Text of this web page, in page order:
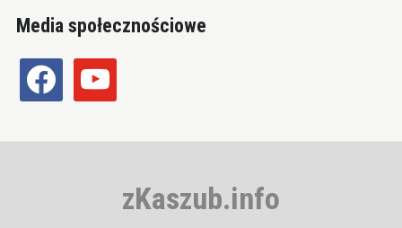
Media społecznościowe
facebook youtube
zKaszub.info